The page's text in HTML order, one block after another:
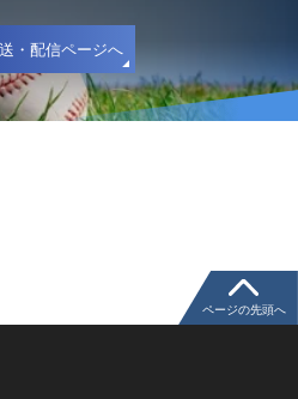
・配信ページへ
ページの先頭へ